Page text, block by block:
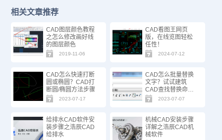
相关文章推荐
CAD图层颜色教程
之怎么修改画好线
的图层颜色
2019-11-06
CAD看图王网页
版，在线览图轻松
任性！
2024-07-12
CAD怎么快速打断
圆或椭圆？CAD打
断圆/椭圆方法步骤
2023-07-17
CAD怎么批量替换
文字？试试建筑
CAD查找替换命
令！
2023-07-07
给排水CAD软件安
装步骤之浩辰CAD
给排水
机械CAD安装步骤
详解之浩辰CAD机
械软件